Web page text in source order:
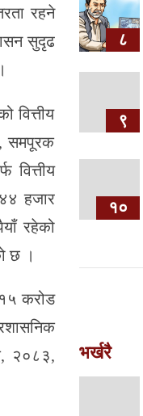
रहने
सुदृढ
वित्तीय
समपूरक
हजार
रहेको
छ ।
करोड
२०८३,
८
९
१०
भर्खरै